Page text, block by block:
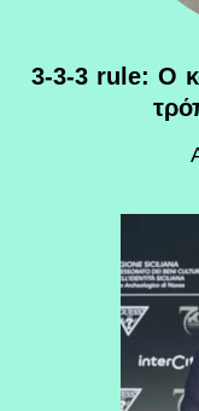
3-3-3 rule: Ο